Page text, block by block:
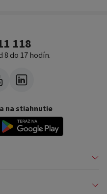
118
8 do 17 hodín.
na stiahnutie